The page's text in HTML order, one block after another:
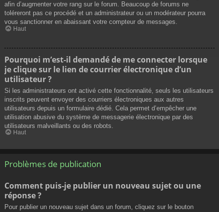
afin d’augmenter votre rang sur le forum. Beaucoup de forums ne
toléreront pas ce procédé et un administrateur ou un modérateur pourra
vous sanctionner en abaissant votre compteur de messages.
Haut
Pourquoi m’est-il demandé de me connecter lorsque
je clique sur le lien de courrier électronique d’un
utilisateur ?
Si les administrateurs ont activé cette fonctionnalité, seuls les utilisateurs
inscrits peuvent envoyer des courriers électroniques aux autres
utilisateurs depuis un formulaire dédié. Cela permet d’empêcher une
utilisation abusive du système de messagerie électronique par des
utilisateurs malveillants ou des robots.
Haut
Problèmes de publication
Comment puis-je publier un nouveau sujet ou une
réponse ?
Pour publier un nouveau sujet dans un forum, cliquez sur le bouton